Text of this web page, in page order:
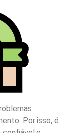
Por isso, é